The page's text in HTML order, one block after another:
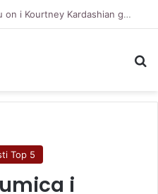
Travis Barker otkrio zašto su on i Kourtney Kardashian govorili o pobačaju u filmu
Top 5
i